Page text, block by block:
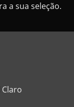
a sua seleção.